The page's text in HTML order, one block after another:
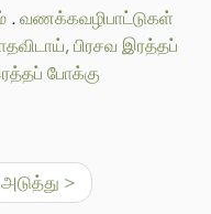
.வணக்கவழிபாட்டுகள்
பிரசவ இரத்தப்
போக்கு
அடுத்து >